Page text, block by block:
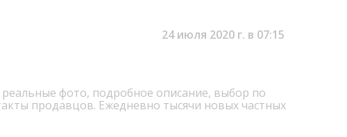
24 июля 2020 г. в 07:15
фото, подробное описание, выбор по
продавцов. Ежедневно тысячи новых частных